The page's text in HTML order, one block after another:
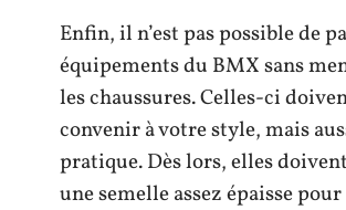
Enfin, il n’est pas possible de
équipements du BMX sans
les chaussures. Celles-ci
convenir à votre style, mais
pratique. Dès lors, elles
une semelle assez épaisse pour